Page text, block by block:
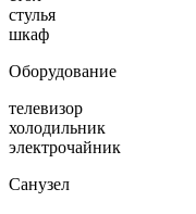
стулья
шкаф
Оборудование
телевизор
холодильник
электрочайник
Санузел